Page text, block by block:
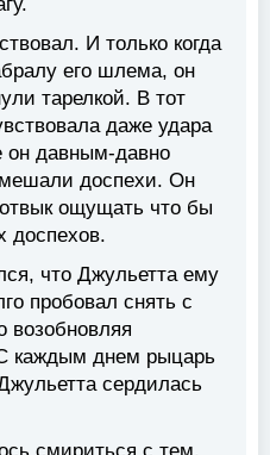
И только когда
его шлема, он
тарелкой. В тот
даже удара
он давным-давно
мешали доспехи. Он
ощущать что бы
доспехов.
что Джульетта ему
пробовал снять с
возобновляя
каждым днем рыцарь
сердилась